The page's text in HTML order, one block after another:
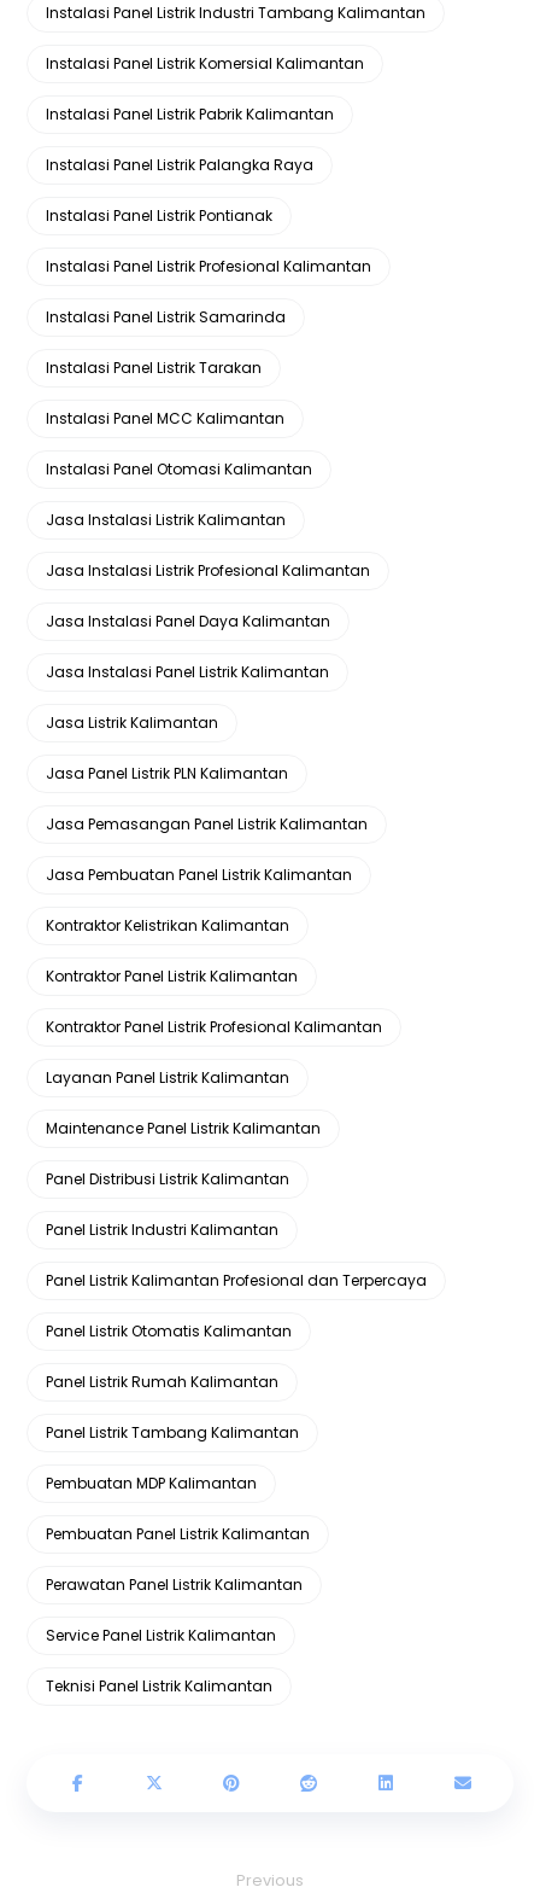
Instalasi Panel Listrik Industri Tambang Kalimantan
Instalasi Panel Listrik Komersial Kalimantan
Instalasi Panel Listrik Pabrik Kalimantan
Instalasi Panel Listrik Palangka Raya
Instalasi Panel Listrik Pontianak
Instalasi Panel Listrik Profesional Kalimantan
Instalasi Panel Listrik Samarinda
Instalasi Panel Listrik Tarakan
Instalasi Panel MCC Kalimantan
Instalasi Panel Otomasi Kalimantan
Jasa Instalasi Listrik Kalimantan
Jasa Instalasi Listrik Profesional Kalimantan
Jasa Instalasi Panel Daya Kalimantan
Jasa Instalasi Panel Listrik Kalimantan
Jasa Listrik Kalimantan
Jasa Panel Listrik PLN Kalimantan
Jasa Pemasangan Panel Listrik Kalimantan
Jasa Pembuatan Panel Listrik Kalimantan
Kontraktor Kelistrikan Kalimantan
Kontraktor Panel Listrik Kalimantan
Kontraktor Panel Listrik Profesional Kalimantan
Layanan Panel Listrik Kalimantan
Maintenance Panel Listrik Kalimantan
Panel Distribusi Listrik Kalimantan
Panel Listrik Industri Kalimantan
Panel Listrik Kalimantan Profesional dan Terpercaya
Panel Listrik Otomatis Kalimantan
Panel Listrik Rumah Kalimantan
Panel Listrik Tambang Kalimantan
Pembuatan MDP Kalimantan
Pembuatan Panel Listrik Kalimantan
Perawatan Panel Listrik Kalimantan
Service Panel Listrik Kalimantan
Teknisi Panel Listrik Kalimantan
Previous